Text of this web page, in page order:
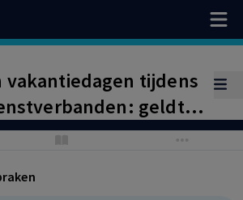
vakantiedagen tijdens
geldt
van het Hof van